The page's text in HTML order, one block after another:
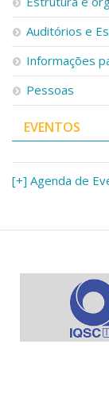
Auditórios e
Informações
Pessoas
EVENTOS
[+] Agenda de